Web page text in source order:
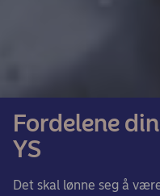
Fordelene
YS
Det skal lønne seg å